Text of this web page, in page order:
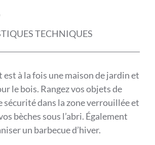
TECHNIQUES
est à la fois une maison de jardin et
le bois. Rangez vos objets de
sécurité dans la zone verrouillée et
bèches sous l’abri. Également
un barbecue d’hiver.